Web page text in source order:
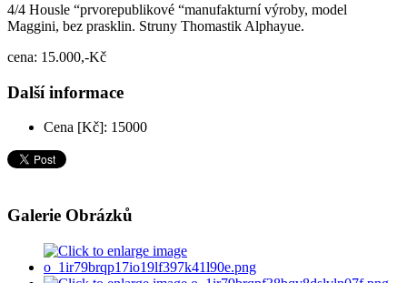
4/4 Housle “prvorepublikové “manufakturní výroby, model
Maggini, bez prasklin. Struny Thomastik Alphayue.
cena: 15.000,-Kč
Další informace
Cena [Kč]: 15000
Galerie Obrázků